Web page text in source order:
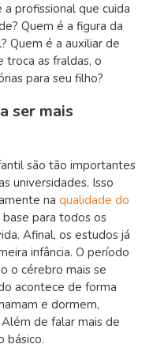
profissional que cuida
Quem é a figura da
Quem é a auxiliar de
as fraldas, o
para seu filho?
ser mais
são tão importantes
universidades. Isso
na qualidade do
para todos os
Afinal, os estudos já
infância. O período
o cérebro mais se
acontece de forma
e dormem,
de falar mais de
básico.